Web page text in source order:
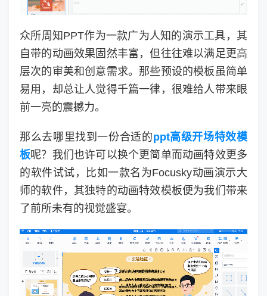
众所周知PPT作为一款广为人知的演示工具，其
自带的动画效果固然丰富，但往往难以满足更高
层次的审美和创意需求。那些预设的模板虽简单
易用，却总让人觉得千篇一律，很难给人带来眼
前一亮的震撼力。
那么去哪里找到一份合适的ppt高级开场特效模
板呢？我们也许可以换个更简单而动画特效更多
的软件试试，比如一款名为Focusky动画演示大
师的软件，其独特的动画特效模板便为我们带来
了前所未有的视觉盛宴。